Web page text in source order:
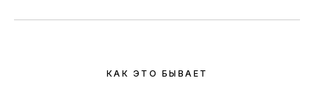
КАК ЭТО БЫВАЕТ